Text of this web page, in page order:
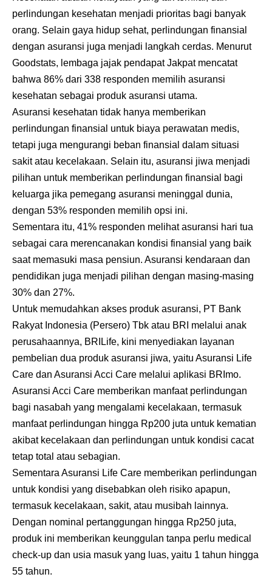
perlindungan kesehatan menjadi prioritas bagi banyak
orang. Selain gaya hidup sehat, perlindungan finansial
dengan asuransi juga menjadi langkah cerdas. Menurut
Goodstats, lembaga jajak pendapat Jakpat mencatat
bahwa 86% dari 338 responden memilih asuransi
kesehatan sebagai produk asuransi utama.
Asuransi kesehatan tidak hanya memberikan
perlindungan finansial untuk biaya perawatan medis,
tetapi juga mengurangi beban finansial dalam situasi
sakit atau kecelakaan. Selain itu, asuransi jiwa menjadi
pilihan untuk memberikan perlindungan finansial bagi
keluarga jika pemegang asuransi meninggal dunia,
dengan 53% responden memilih opsi ini.
Sementara itu, 41% responden melihat asuransi hari tua
sebagai cara merencanakan kondisi finansial yang baik
saat memasuki masa pensiun. Asuransi kendaraan dan
pendidikan juga menjadi pilihan dengan masing-masing
30% dan 27%.
Untuk memudahkan akses produk asuransi, PT Bank
Rakyat Indonesia (Persero) Tbk atau BRI melalui anak
perusahaannya, BRILife, kini menyediakan layanan
pembelian dua produk asuransi jiwa, yaitu Asuransi Life
Care dan Asuransi Acci Care melalui aplikasi BRImo.
Asuransi Acci Care memberikan manfaat perlindungan
bagi nasabah yang mengalami kecelakaan, termasuk
manfaat perlindungan hingga Rp200 juta untuk kematian
akibat kecelakaan dan perlindungan untuk kondisi cacat
tetap total atau sebagian.
Sementara Asuransi Life Care memberikan perlindungan
untuk kondisi yang disebabkan oleh risiko apapun,
termasuk kecelakaan, sakit, atau musibah lainnya.
Dengan nominal pertanggungan hingga Rp250 juta,
produk ini memberikan keunggulan tanpa perlu medical
check-up dan usia masuk yang luas, yaitu 1 tahun hingga
55 tahun.